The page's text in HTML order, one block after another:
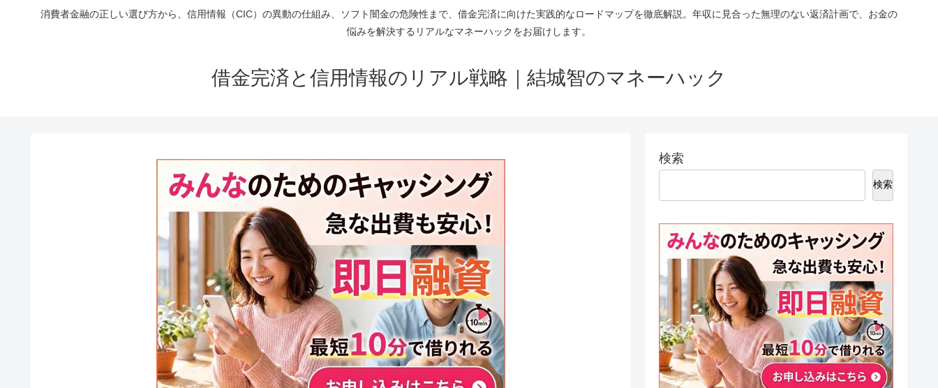
消費者金融の正しい選び方から、信用情報（CIC）の異動の仕組み、ソフト闇金の危険性まで、借金完済に向けた実践的なロードマップを徹底解説。年収に見合った無理のない返済計画で、お金の
悩みを解決するリアルなマネーハックをお届けします。
借金完済と信用情報のリアル戦略｜結城智のマネーハック
検索
検索